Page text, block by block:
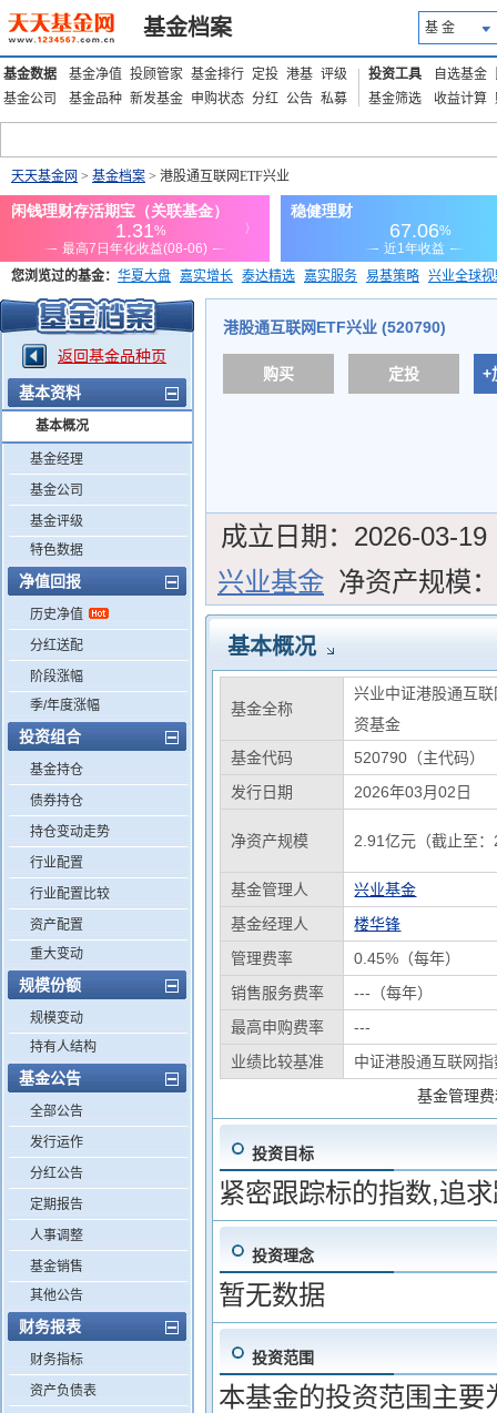
基金档案 基 金
基金数据 基金净值 投顾管家 基金排行 定投 港基 评级
基金公司
基金品种 新发基金 申购状态 分红 公告 私募
投资工具 自选基金
基金筛选
收益计算
天天基金网 > 基金档案 > 港股通互联网ETF兴业
您浏览过的基金： 华夏大盘 嘉实增长 泰达精选 嘉实服务 易基策略 兴业全球
添富优势 华安宏利 上证180价值ETF
返回基金品种页
基本资料
基本概况
基金经理
基金公司
基金评级
特色数据
净值回报
历史净值
分红送配
阶段涨幅
季/年度涨幅
投资组合
基金持仓
债券持仓
持仓变动走势
行业配置
行业配置比较
资产配置
重大变动
规模份额
规模变动
持有人结构
基金公告
全部公告
发行运作
分红公告
定期报告
人事调整
基金销售
其他公告
财务报表
财务指标
资产负债表
港股通互联网ETF兴业 (520790)
购买 定投 +
成立日期： 2026-03-19
兴业基金 净资产规模：
基本概况
基金全称
兴业中证港股通互
资基金
基金代码
520790（主代码）
发行日期
2026年03月02日
净资产规模 2.91亿元（截止至
基金管理人
兴业基金
基金经理人
楼华锋
管理费率
0.45%（每年）
销售服务费率
---（每年）
最高申购费率
---
业绩比较基准
中证港股通互联网
基金管理
投资目标
紧密跟踪标的指数,追
投资理念
暂无数据
投资范围
本基金的投资范围主